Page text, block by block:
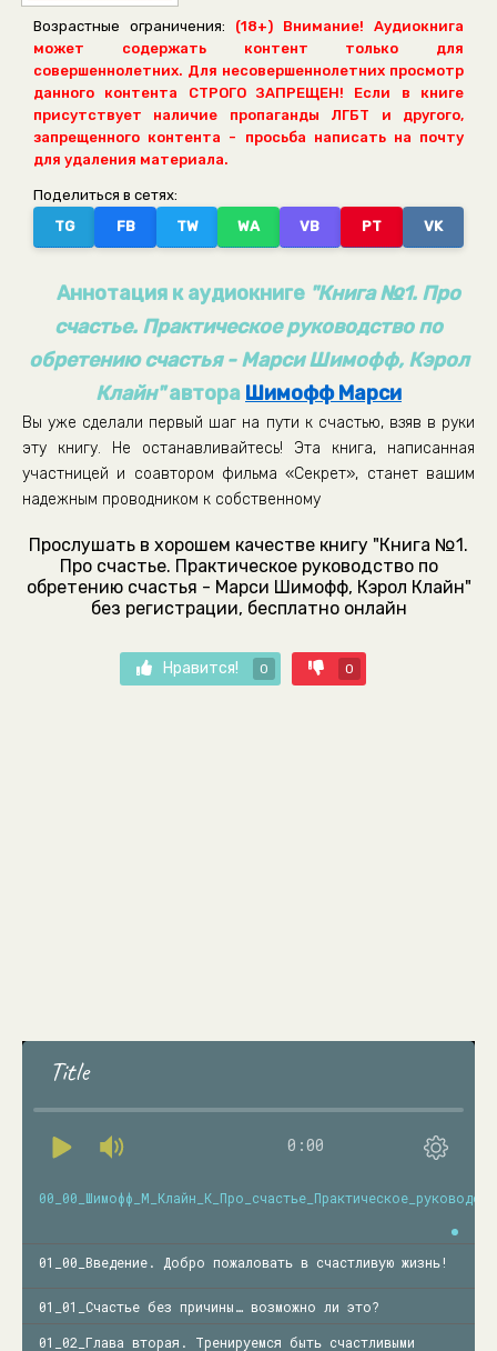
Возрастные ограничения:
(18+) Внимание! Аудиокнига
может содержать контент только для
совершеннолетних. Для несовершеннолетних просмотр
данного контента СТРОГО ЗАПРЕЩЕН! Если в книге
присутствует наличие пропаганды ЛГБТ и другого,
запрещенного контента - просьба написать на почту
для удаления материала.
Поделиться в сетях:
TG
FB TW WA VB PT VK
Аннотация к аудиокниге "Книга №1. Про
счастье. Практическое руководство по
обретению счастья - Марси Шимофф, Кэрол
Клайн"автора Шимофф Марси
Вы уже сделали первый шаг на пути к счастью, взяв в руки
эту книгу. Не останавливайтесь! Эта книга, написанная
участницей и соавтором фильма «Секрет», станет вашим
надежным проводником к собственному
Прослушать в хорошем качестве книгу "Книга №1.
Про счастье. Практическое руководство по
обретению счастья - Марси Шимофф, Кэрол Клайн"
без регистрации, бесплатно онлайн
Нравится! 0 0
Title
0:00
01_00_Введение. Добро пожаловать в счастливую жизнь!
01_01_Счастье без причины… возможно ли это?
01_02_Глава вторая. Тренируемся быть счастливыми